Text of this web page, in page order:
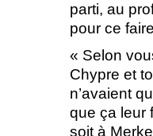
parti, au
pour ce
« Selon
Chypre et
n’avaient
que ça leur
soit à